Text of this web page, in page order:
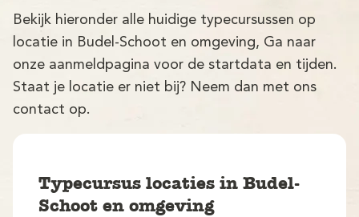
Bekijk hieronder alle huidige typecursussen op
locatie in Budel-Schoot en omgeving, Ga naar
onze aanmeldpagina voor de startdata en tijden.
Staat je locatie er niet bij? Neem dan met ons
contact op.
Typecursus locaties in Budel-
Schoot en omgeving